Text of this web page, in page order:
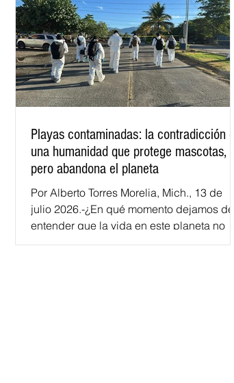
entre amplios sectores de la población
continúa siendo distinta a la presentada
por las autoridades. Empresarios,
transportistas y habitantes de diversas
regiones del estado describen un
escenario marcado por la violencia, las
extorsiones y las restricciones de facto
Playas contaminadas: la contradicción de
una humanidad que protege mascotas,
pero abandona el planeta
Por Alberto Torres Morelia, Mich., 13 de
julio 2026.-¿En qué momento dejamos de
entender que la vida en este planeta no
termina en nuestra especie? ¿Cuándo